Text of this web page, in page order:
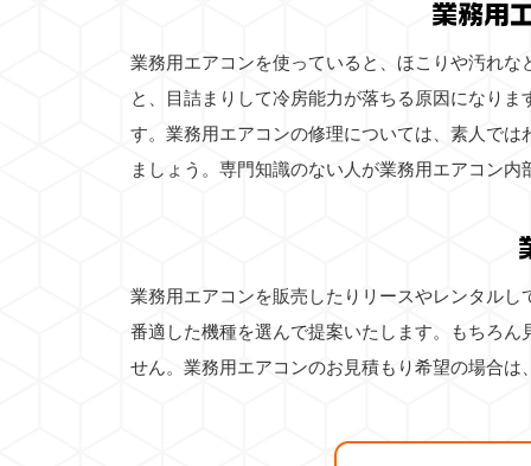
業務用
業務用エアコンを使っていると、ほこりや汚れ
と、目詰まりして冷房能力が落ちる原因になり
す。業務用エアコンの修理については、素人で
ましょう。専門知識のない人が業務用エアコン
業務用エアコンを販売したりリースやレンタル
番適した機種を選んで提案いたします。もちろ
せん。業務用エアコンのお見積もり希望の場合